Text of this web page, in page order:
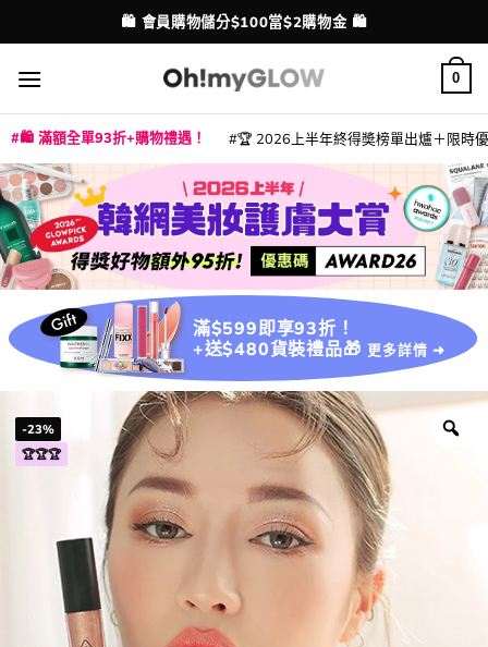
to
content
配送港澳
💳 支援消費券、FPS、八達通、PAYME、信用卡付款
0
🛍️ 滿額全單93折+購物禮遇！ 🏆 2026上半年終得奬榜單出爐＋限時
滿$599即享93折！
+送$480貨裝禮品🎁 更多詳情 ➜
-23%
🏆🏆🏆